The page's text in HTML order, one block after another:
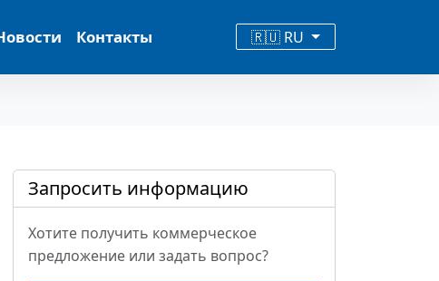
Контакты 🇷🇺 RU
Запросить информацию
Хотите получить коммерческое
предложение или задать вопрос?